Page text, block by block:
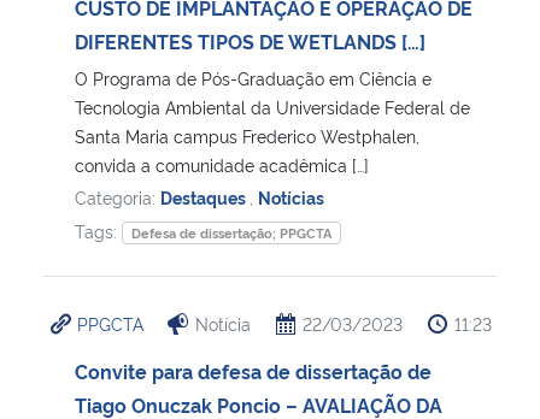
CUSTO DE IMPLANTAÇÃO E OPERAÇÃO DE
DIFERENTES TIPOS DE WETLANDS […]
O Programa de Pós-Graduação em Ciência e
Tecnologia Ambiental da Universidade Federal de
Santa Maria campus Frederico Westphalen,
convida a comunidade acadêmica […]
Categoria: Destaques Notícias
Tags:
Defesa de dissertação; PPGCTA
PPGCTA Notícia 22/03/2023 11:23
Convite para defesa de dissertação de
Tiago Onuczak Poncio – AVALIAÇÃO DA